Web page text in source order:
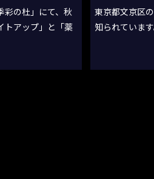
彩の杜」にて、秋
トアップ」と「薬
東京都文京区
知られていま